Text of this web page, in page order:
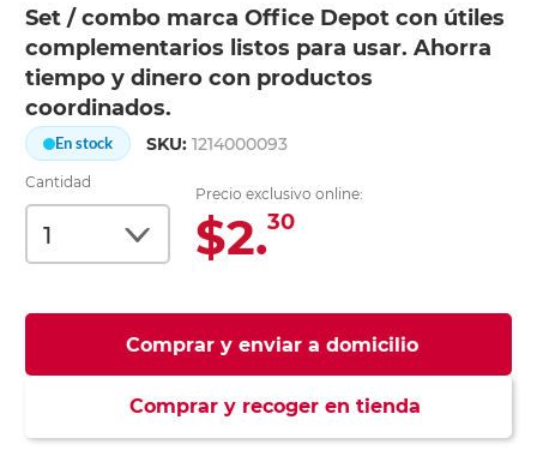
Set / combo marca Office Depot con útiles
complementarios listos para usar. Ahorra
tiempo y dinero con productos
coordinados.
En stock SKU:1214000093
Cantidad
Precio exclusivo online:
$2.30
Comprar y enviar a domicilio
Comprar y recoger en tienda